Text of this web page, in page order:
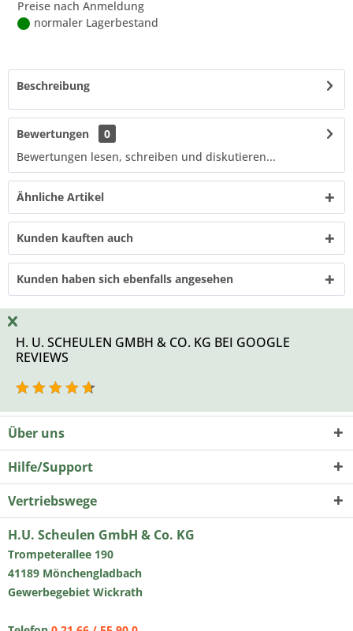
Preise nach Anmeldung
normaler Lagerbestand
Beschreibung
Bewertungen
0
Bewertungen lesen, schreiben und diskutieren...
Ähnliche Artikel
Kunden kauften auch
Kunden haben sich ebenfalls angesehen
H. U. SCHEULEN GMBH & CO. KG BEI GOOGLE
REVIEWS
Über uns
Hilfe/Support
Vertriebswege
H.U. Scheulen GmbH & Co. KG
Trompeterallee 190
41189 Mönchengladbach
Gewerbegebiet Wickrath